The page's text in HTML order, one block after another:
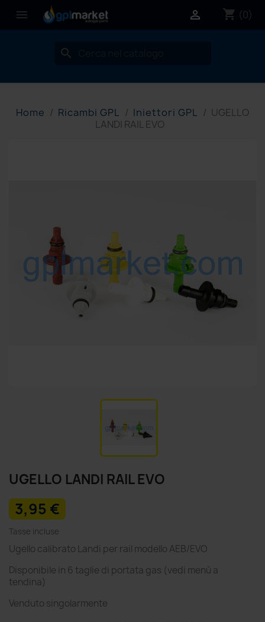
 shopping_cart (0)

search
Home Ricambi GPL Iniettori GPL
UGELLO
LANDI RAIL EVO
UGELLO LANDI RAIL EVO
3,95 €
Tasse incluse
Ugello calibrato Landi per rail modello AEB/EVO
Disponibile in 6 taglie di portata gas (vedi menù a
tendina)
Venduto singolarmente